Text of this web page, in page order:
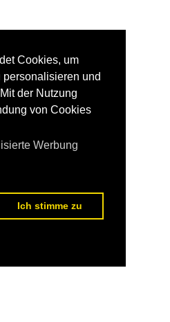
Cookies, um
personalisieren und
der Nutzung
von Cookies
Werbung
Ich stimme zu